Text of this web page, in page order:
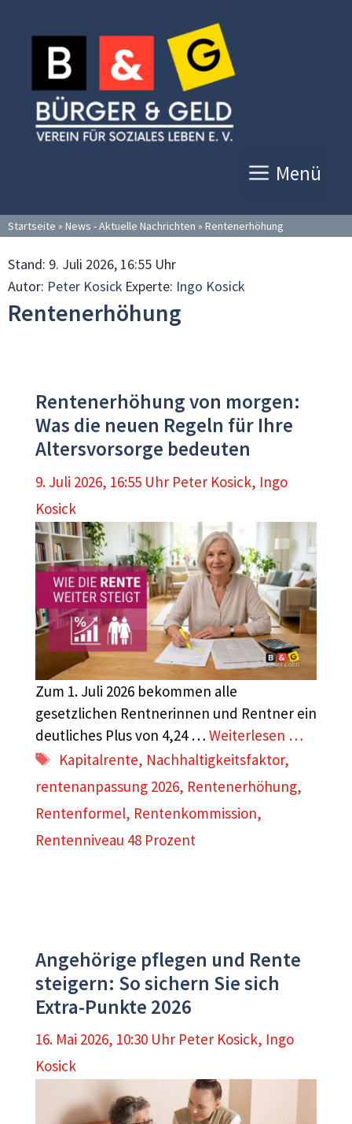
Inhalt
springen
Menü
Startseite » News - Aktuelle Nachrichten » Rentenerhöhung
Stand: 9. Juli 2026, 16:55 Uhr
Autor: Peter Kosick Experte: Ingo Kosick
Rentenerhöhung
Rentenerhöhung von morgen:
Was die neuen Regeln für Ihre
Altersvorsorge bedeuten
9. Juli 2026, 16:55 Uhr Peter Kosick, Ingo
Kosick
Zum 1. Juli 2026 bekommen alle
gesetzlichen Rentnerinnen und Rentner ein
deutliches Plus von 4,24 … Weiterlesen …
Schlagwörter
Kapitalrente, Nachhaltigkeitsfaktor,
rentenanpassung 2026, Rentenerhöhung,
Rentenformel, Rentenkommission,
Rentenniveau 48 Prozent
Angehörige pflegen und Rente
steigern: So sichern Sie sich
Extra-Punkte 2026
16. Mai 2026, 10:30 Uhr Peter Kosick, Ingo
Kosick